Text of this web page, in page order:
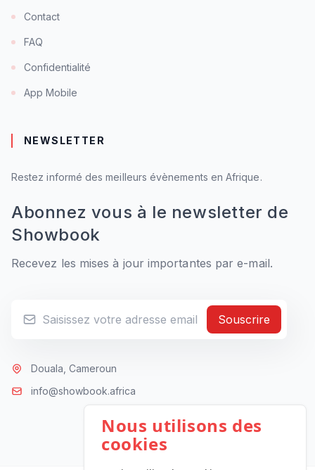
Contact
FAQ
Confidentialité
App Mobile
NEWSLETTER
Restez informé des meilleurs évènements en Afrique.
Abonnez vous à le newsletter de
Showbook
Recevez les mises à jour importantes par e-mail.
Souscrire
Douala, Cameroun
info@showbook.africa
Nous utilisons des
cookies